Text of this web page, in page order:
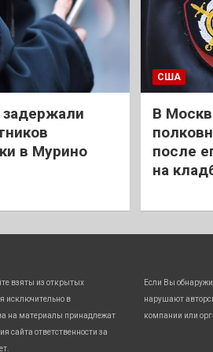
в Мурино
США
В
после
на
взяты из открытых
исключительно в
на материалы принадлежат
сайта ответственности за
Если Вы
нарушают
компании или